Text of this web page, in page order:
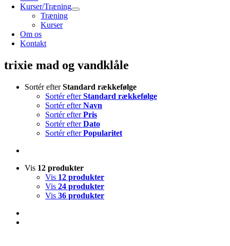
Kurser/Træning
Træning
Kurser
Om os
Kontakt
trixie mad og vandklåle
Sortér efterStandard rækkefølge
Sortér efterStandard rækkefølge
Sortér efterNavn
Sortér efterPris
Sortér efterDato
Sortér efterPopularitet
Vis 12 produkter
Vis 12 produkter
Vis 24 produkter
Vis 36 produkter